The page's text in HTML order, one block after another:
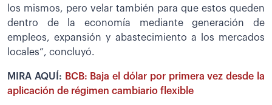
los mismos, pero velar también para que estos queden
dentro de la economía mediante generación de
empleos, expansión y abastecimiento a los mercados
locales”, concluyó.
MIRA AQUÍ: BCB: Baja el dólar por primera vez desde la
aplicación de régimen cambiario flexible